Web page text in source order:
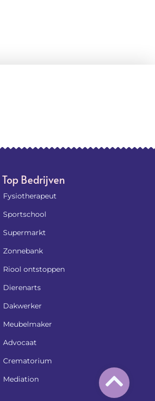
Top Bedrijven
Fysiotherapeut
Sportschool
Supermarkt
Zonnebank
Riool ontstoppen
Dierenarts
Dakwerker
Meubelmaker
Advocaat
Crematorium
Mediation